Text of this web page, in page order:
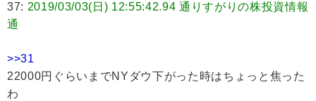
37: 2019/03/03(日) 12:55:42.94 通りすがりの株投資情報
通
>>31
22000円ぐらいまでNYダウ下がった時はちょっと焦った
わ